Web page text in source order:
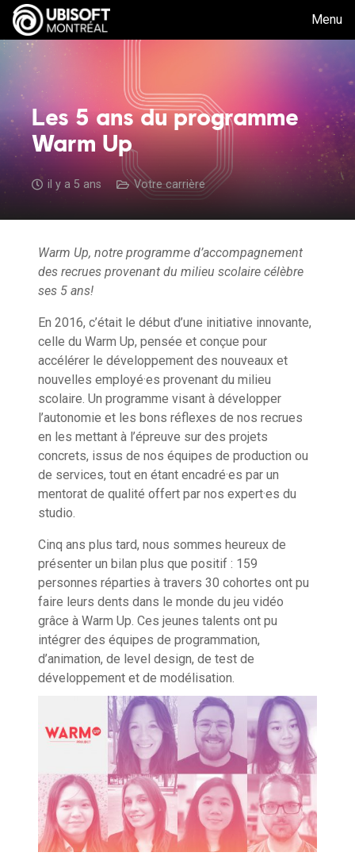
Menu
Les 5 ans du programme
Warm Up
il y a 5 ans Votre carrière
Warm Up, notre programme d’accompagnement
des recrues provenant du milieu scolaire célèbre
ses 5 ans!
En 2016, c’était le début d’une initiative innovante,
celle du Warm Up, pensée et conçue pour
accélérer le développement des nouveaux et
nouvelles employé·es provenant du milieu
scolaire. Un programme visant à développer
l’autonomie et les bons réflexes de nos recrues
en les mettant à l’épreuve sur des projets
concrets, issus de nos équipes de production ou
de services, tout en étant encadré·es par un
mentorat de qualité offert par nos expert·es du
studio.
Cinq ans plus tard, nous sommes heureux de
présenter un bilan plus que positif : 159
personnes réparties à travers 30 cohortes ont pu
faire leurs dents dans le monde du jeu vidéo
grâce à Warm Up. Ces jeunes talents ont pu
intégrer des équipes de programmation,
d’animation, de level design, de test de
développement et de modélisation.